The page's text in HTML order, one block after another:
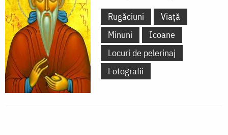
Rugăciuni
Viață
Minuni
Icoane
Locuri de pelerinaj
Fotografii